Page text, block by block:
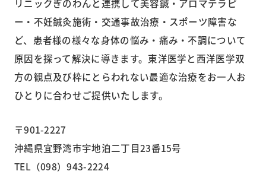
リニックぎのわんと連携して美容鍼・アロマテラピ
ー・不妊鍼灸施術・交通事故治療・スポーツ障害な
ど、患者様の様々な身体の悩み・痛み・不調について
原因を探って解決に導きます。東洋医学と西洋医学双
方の観点及び枠にとらわれない最適な治療をお一人お
ひとりに合わせご提供いたします。
〒901-2227
沖縄県宜野湾市宇地泊二丁目23番15号
TEL（098）943-2224